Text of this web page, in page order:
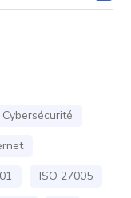
Cybersécurité
ISO 27005